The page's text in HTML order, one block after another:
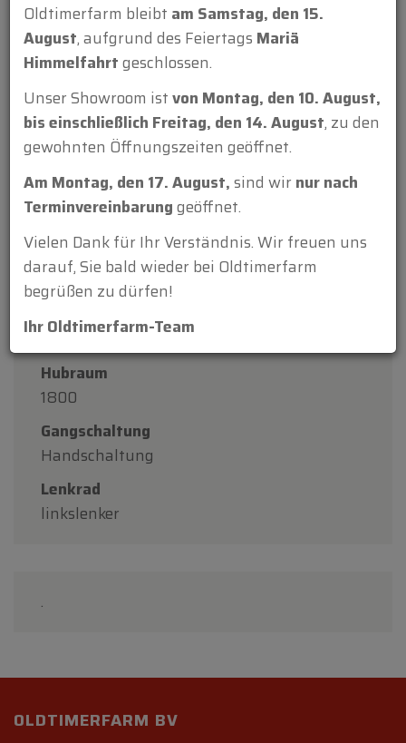
MG
Modell
Typ
Baujahr
1963
KM
78000
Hubraum
1800
Gangschaltung
Handschaltung
Lenkrad
linkslenker
.
OLDTIMERFARM BV
Oldtimerfarm bleibt am Samstag, den 15.
August, aufgrund des Feiertags Mariä
Himmelfahrtgeschlossen.
Unser Showroom istvon Montag, den 10. August,
bis einschließlich Freitag, den 14. August, zu den
gewohnten Öffnungszeiten geöffnet.
Am Montag, den 17. August,sind wir nur nach
Terminvereinbarunggeöffnet.
Vielen Dank für Ihr Verständnis. Wir freuen uns
darauf, Sie bald wieder bei Oldtimerfarm
begrüßen zu dürfen!
Ihr Oldtimerfarm-Team